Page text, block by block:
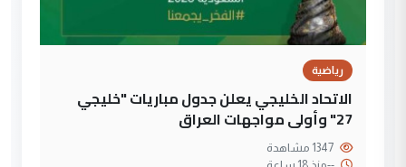
رياضية
الاتحاد الخليجي يعلن جدول مباريات "خليجي
27" وأولى مواجهات العراق